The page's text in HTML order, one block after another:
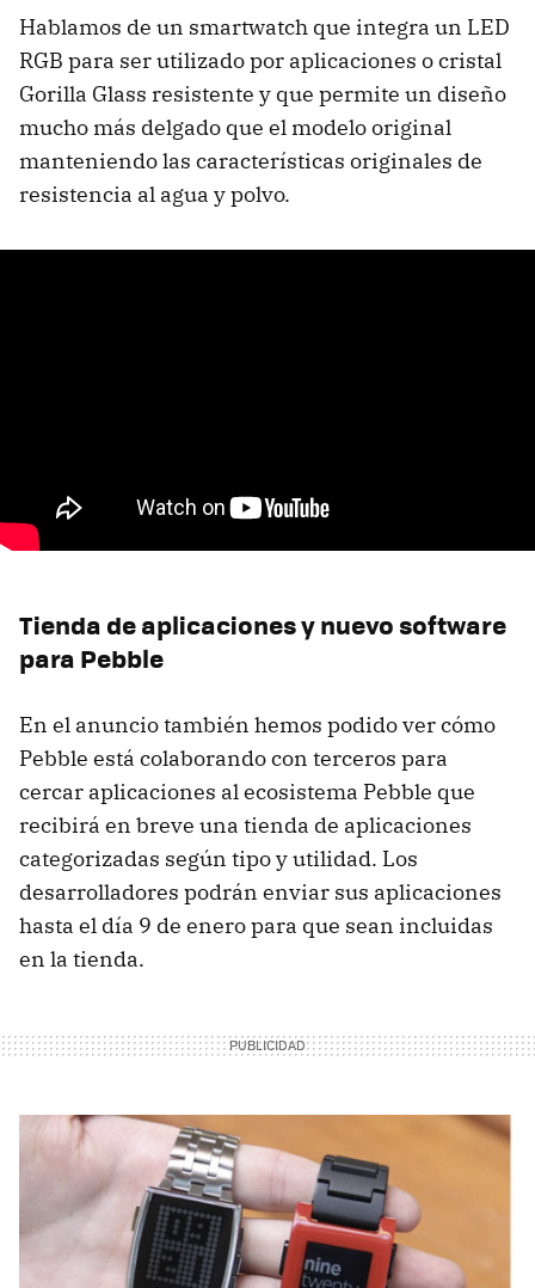
Hablamos de un smartwatch que integra un LED
RGB para ser utilizado por aplicaciones o cristal
Gorilla Glass resistente y que permite un diseño
mucho más delgado que el modelo original
manteniendo las características originales de
resistencia al agua y polvo.
Tienda de aplicaciones y nuevo software
para Pebble
En el anuncio también hemos podido ver cómo
Pebble está colaborando con terceros para
cercar aplicaciones al ecosistema Pebble que
recibirá en breve una tienda de aplicaciones
categorizadas según tipo y utilidad. Los
desarrolladores podrán enviar sus aplicaciones
hasta el día 9 de enero para que sean incluidas
en la tienda.